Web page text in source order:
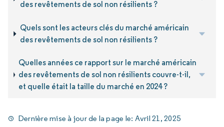
des revêtements de sol non résilients ?
Quels sont les acteurs clés du marché américain
des revêtements de sol non résilients ?
Quelles années ce rapport sur le marché américain
des revêtements de sol non résilients couvre-t-il,
et quelle était la taille du marché en 2024 ?
Dernière mise à jour de la page le: Avril 21, 2025